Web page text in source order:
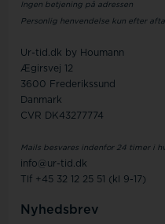
Ingen betjening på adressen
Personlig henvendelse kun efter
Ur-tid.dk by Houmann
Ægirsvej 12
3600 Frederikssund
Danmark
CVR DK43277774
Mails besvares indenfor 24 timer i
info@ur-tid.dk
Tlf +45 32 12 25 51 (kl 9-17)
Nyhedsbrev